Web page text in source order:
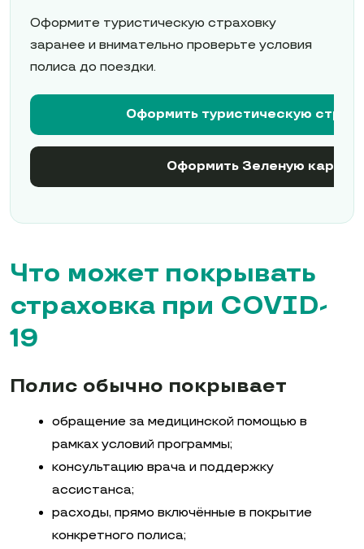
Оформите туристическую страховку
заранее и внимательно проверьте условия
полиса до поездки.
Оформить туристическую
Оформить Зеленую карту
Что может покрывать
страховка при COVID-
19
Полис обычно покрывает
обращение за медицинской помощью в
рамках условий программы;
консультацию врача и поддержку
ассистанса;
расходы, прямо включённые в покрытие
конкретного полиса;